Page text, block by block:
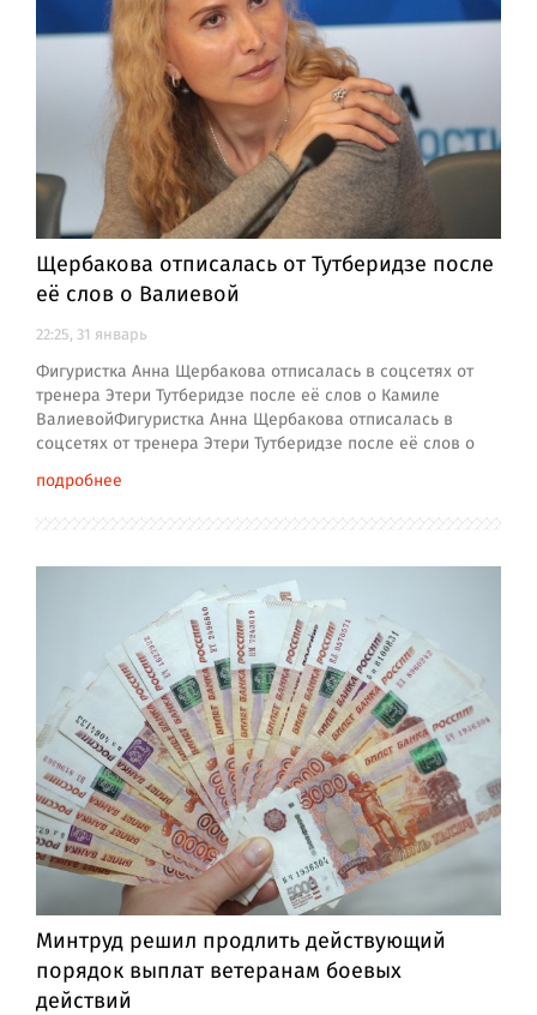
Щербакова отписалась от Тутберидзе после
её слов о Валиевой
22:25, 31 январь
Фигуристка Анна Щербакова отписалась в соцсетях от
тренера Этери Тутберидзе после её слов о Камиле
ВалиевойФигуристка Анна Щербакова отписалась в
соцсетях от тренера Этери Тутберидзе после её слов о
подробнее
Минтруд решил продлить действующий
порядок выплат ветеранам боевых
действий